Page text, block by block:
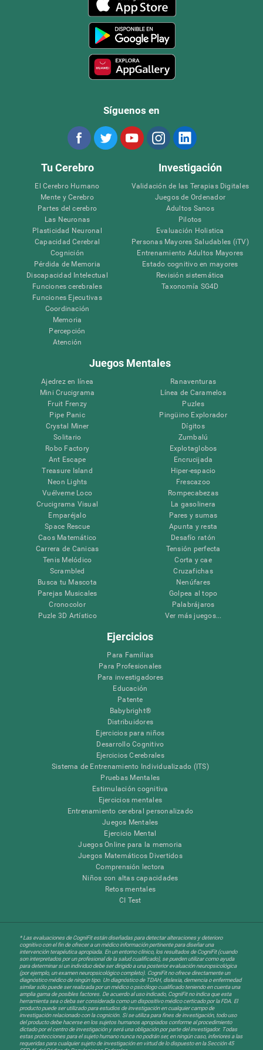
Síguenos en
Tu Cerebro
El Cerebro Humano
Mente y Cerebro
Partes del cerebro
Las Neuronas
Plasticidad Neuronal
Capacidad Cerebral
Cognición
Pérdida de Memoria
Discapacidad Intelectual
Funciones cerebrales
Funciones Ejecutivas
Coordinación
Memoria
Percepción
Atención
Investigación
Validación de las Terapias Digitales
Juegos de Ordenador
Adultos Sanos
Pilotos
Evaluación Holistica
Personas Mayores Saludables (iTV)
Entrenamiento Adultos Mayores
Estado cognitivo en mayores
Revisión sistemática
Taxonomía SG4D
Juegos Mentales
Ajedrez en línea
Mini Crucigrama
Fruit Frenzy
Pipe Panic
Crystal Miner
Solitario
Robo Factory
Ant Escape
Treasure Island
Neon Lights
Vuélveme Loco
Crucigrama Visual
Emparéjalo
Space Rescue
Caos Matemático
Carrera de Canicas
Tenis Melódico
Scrambled
Busca tu Mascota
Parejas Musicales
Cronocolor
Puzle 3D Artístico
Ranaventuras
Línea de Caramelos
Puzles
Pingüino Explorador
Dígitos
Zumbalú
Explotaglobos
Encrucijada
Hiper-espacio
Frescazoo
Rompecabezas
La gasolinera
Pares y sumas
Apunta y resta
Desafío ratón
Tensión perfecta
Corta y cae
Cruzafichas
Nenúfares
Golpea al topo
Palabrájaros
Ver más juegos...
Ejercicios
Para Familias
Para Profesionales
Para investigadores
Educación
Patente
Babybright®
Distribuidores
Ejercicios para niños
Desarrollo Cognitivo
Ejercicios Cerebrales
Sistema de Entrenamiento Individualizado (ITS)
Pruebas Mentales
Estimulación cognitiva
Ejercicios mentales
Entrenamiento cerebral personalizado
Juegos Mentales
Ejercicio Mental
Juegos Online para la memoria
Juegos Matemáticos Divertidos
Comprensión lectora
Niños con altas capacidades
Retos mentales
CI Test
* Las evaluaciones de CogniFit están diseñadas para detectar alteraciones y deterioro
cognitivo con el fin de ofrecer a un médico información pertinente para diseñar una
intervención terapéutica apropiada. En un entorno clínico, los resultados de CogniFit (cuando
son interpretados por un profesional de la salud cualificado), se pueden utilizar como ayuda
para determinar si un individuo debe ser dirigido a una posterior evaluación neuropsicológica
(por ejemplo, un examen neuropsicológico completo). CogniFit no ofrece directamente un
diagnóstico médico de ningún tipo. Un diagnóstico de TDAH, dislexia, demencia o enfermedad
similar sólo puede ser realizada por un médico o psicólogo cualificado teniendo en cuenta una
amplia gama de posibles factores. De acuerdo al uso indicado, CogniFit no indica que esta
herramienta sea o deba ser considerada como un dispositivo médico certicado por la FDA. El
producto puede ser utilizado para estudios de investigación en cualquier campo de
investigación relacionado con la cognición. Si se utiliza para fines de investigación, todo uso
del producto debe hacerse en los sujetos humanos apropiados conforme al procedimiento
dictado por el centro de investigación y será una obligación por parte del investigador. Todas
estas protecciones para el sujeto humano nunca no podrán ser, en ningún caso, inferiores a las
requeridas para cualquier sujeto de investigación en virtud de lo dispuesto en la Sección 45